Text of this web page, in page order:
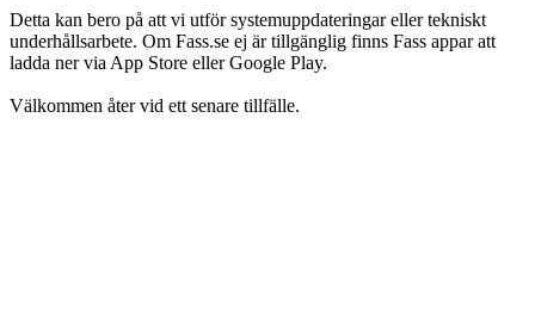
Detta kan bero på att vi utför systemuppdateringar eller tekniskt
underhållsarbete. Om Fass.se ej är tillgänglig finns Fass appar att
ladda ner via App Store eller Google Play.
Välkommen åter vid ett senare tillfälle.